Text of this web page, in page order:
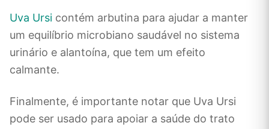
Uva Ursi contém arbutina para ajudar a manter
um equilíbrio microbiano saudável no sistema
urinário e alantoína, que tem um efeito
calmante.
Finalmente, é importante notar que Uva Ursi
pode ser usado para apoiar a saúde do trato